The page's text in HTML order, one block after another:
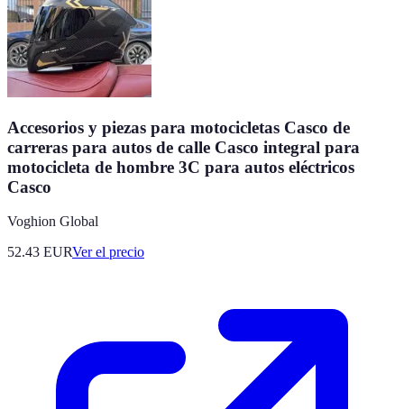
Accesorios y piezas para motocicletas Casco de
carreras para autos de calle Casco integral para
motocicleta de hombre 3C para autos eléctricos
Casco
Voghion Global
52.43 EURVer el precio